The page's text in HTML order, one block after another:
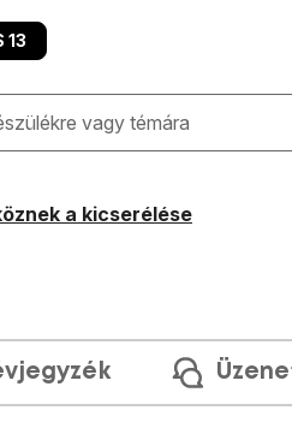
13
megjelennek a keresési
a kicserélése